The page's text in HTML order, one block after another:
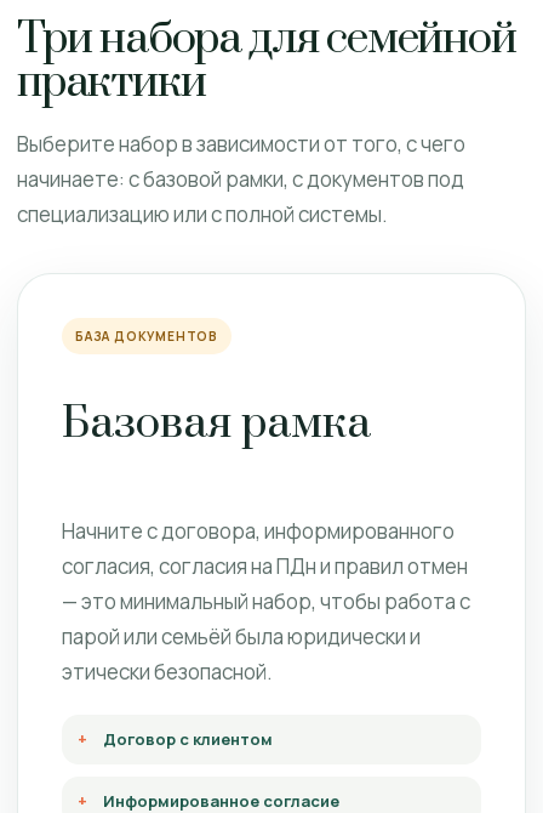
Три набора для семейной
практики
Выберите набор в зависимости от того, с чего
начинаете: с базовой рамки, с документов под
специализацию или с полной системы.
БАЗА ДОКУМЕНТОВ
Базовая рамка
Начните с договора, информированного
согласия, согласия на ПДн и правил отмен
— это минимальный набор, чтобы работа с
парой или семьёй была юридически и
этически безопасной.
Договор с клиентом
Информированное согласие